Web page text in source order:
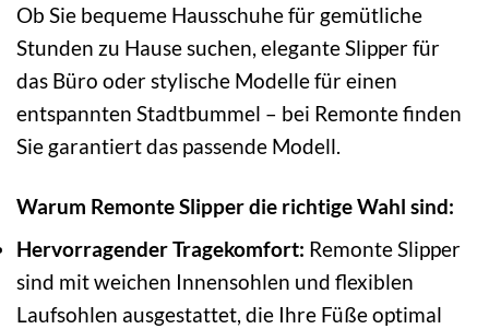
Ob Sie bequeme Hausschuhe für gemütliche
Stunden zu Hause suchen, elegante Slipper für
das Büro oder stylische Modelle für einen
entspannten Stadtbummel – bei Remonte finden
Sie garantiert das passende Modell.
Warum Remonte Slipper die richtige Wahl sind:
Hervorragender Tragekomfort: Remonte Slipper
sind mit weichen Innensohlen und flexiblen
Laufsohlen ausgestattet, die Ihre Füße optimal